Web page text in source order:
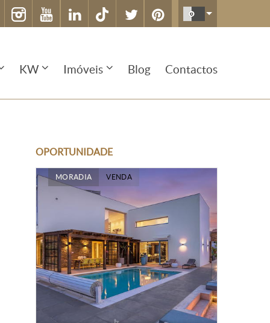
KW Imóveis Blog Contactos
OPORTUNIDADE
MORADIA VENDA